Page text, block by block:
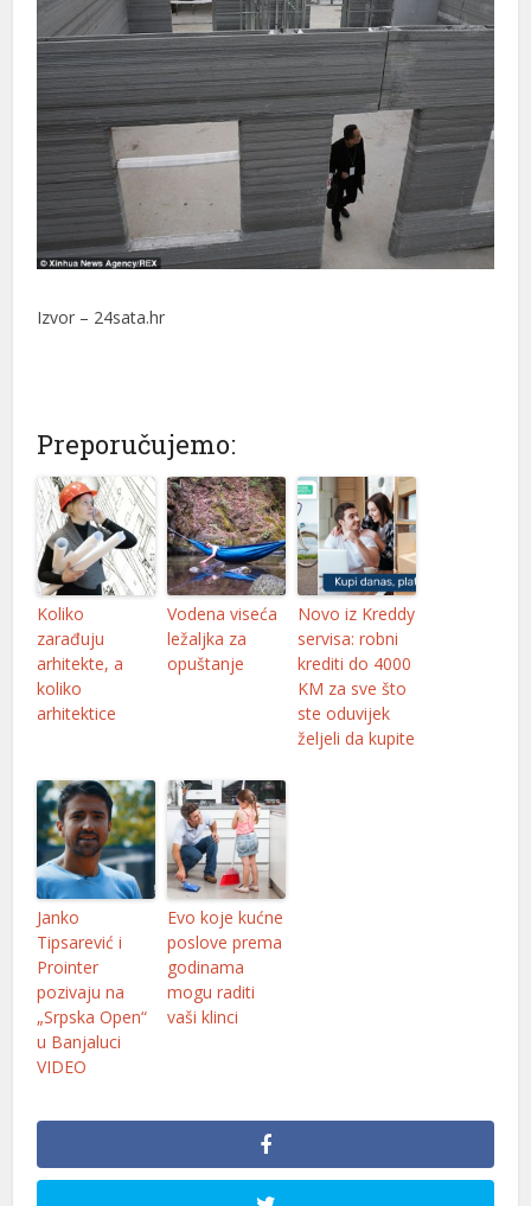
Izvor – 24sata.hr
Preporučujemo:
Koliko
zarađuju
arhitekte, a
koliko
arhitektice
Vodena viseća
ležaljka za
opuštanje
Novo iz Kreddy
servisa: robni
krediti do 4000
KM za sve što
ste oduvijek
željeli da kupite
Janko
Tipsarević i
Prointer
pozivaju na
„Srpska Open“
u Banjaluci
VIDEO
Evo koje kućne
poslove prema
godinama
mogu raditi
vaši klinci